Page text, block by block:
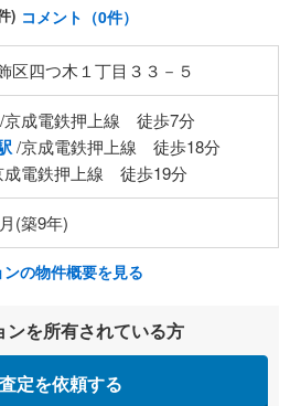
) コメント（0件）
区四つ木１丁目３３－５
/京成電鉄押上線 徒歩7分
/京成電鉄押上線 徒歩18分
成電鉄押上線 徒歩19分
(築9年)
ンの物件概要を見る
ンを所有されている方
定を依頼する